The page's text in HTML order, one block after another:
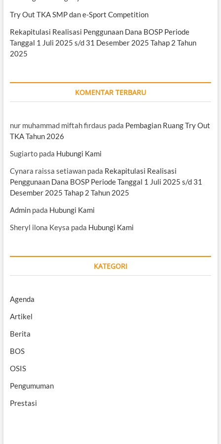
Try Out TKA SMP dan e-Sport Competition
Rekapitulasi Realisasi Penggunaan Dana BOSP Periode
Tanggal 1 Juli 2025 s/d 31 Desember 2025 Tahap 2 Tahun
2025
KOMENTAR TERBARU
nur muhammad miftah firdaus pada Pembagian Ruang Try Out
TKA Tahun 2026
Sugiartopada Hubungi Kami
Cynara raissa setiawanpada Rekapitulasi Realisasi
Penggunaan Dana BOSP Periode Tanggal 1 Juli 2025 s/d 31
Desember 2025 Tahap 2 Tahun 2025
Adminpada Hubungi Kami
Sheryl ilona Keysa pada Hubungi Kami
KATEGORI
Agenda
Artikel
Berita
BOS
OSIS
Pengumuman
Prestasi